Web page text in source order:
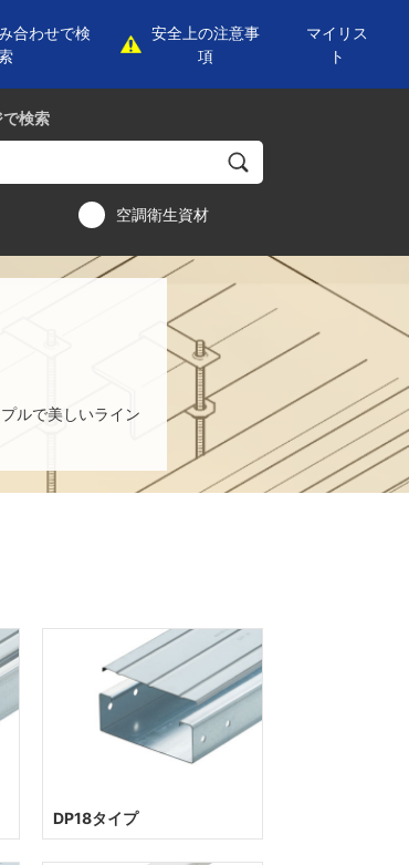
合わせで検
安全上の注意事
項
マイリス
ト
で検索
空調衛生資材
ルで美しいライン
DP18タイプ